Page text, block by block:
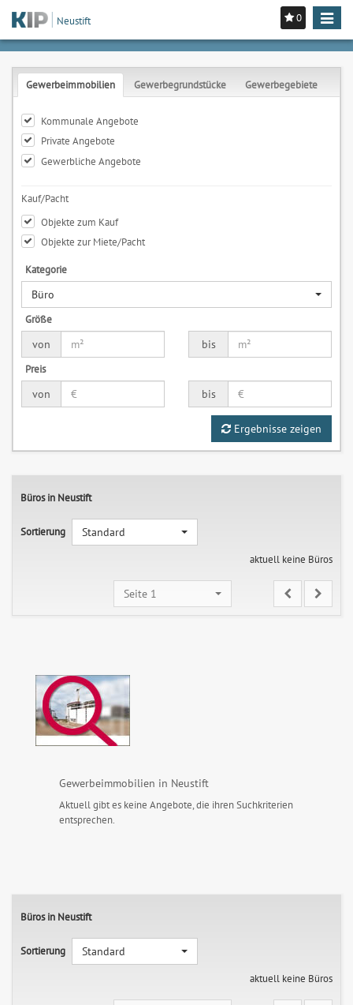
0
Toggle
Neustift
Gewerbeimmobilien Gewerbegrundstücke Gewerbegebiete
Kommunale Angebote
Private Angebote
Gewerbliche Angebote
Kauf/Pacht
Objekte zum Kauf
Objekte zur Miete/Pacht
Kategorie
Büro
Größe
von
bis
Preis
von
bis
Ergebnisse zeigen
Büros in Neustift
Sortierung
Standard
aktuell keine Büros
Seite 1
Gewerbeimmobilien in Neustift
Aktuell gibt es keine Angebote, die ihren Suchkriterien
entsprechen.
Büros in Neustift
Sortierung
Standard
aktuell keine Büros